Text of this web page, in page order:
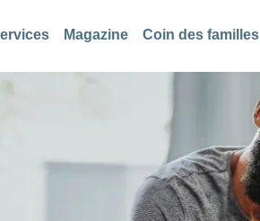
Magazine Coin des familles